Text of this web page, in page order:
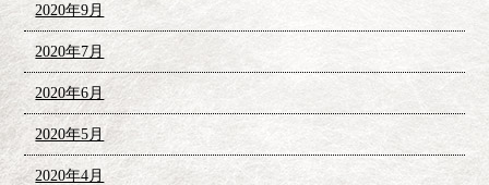
2020年9月
2020年7月
2020年6月
2020年5月
2020年4月